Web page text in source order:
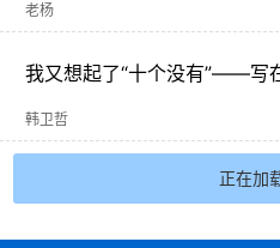
老杨
我又想起了“十个没有”——写
韩卫哲
正在加